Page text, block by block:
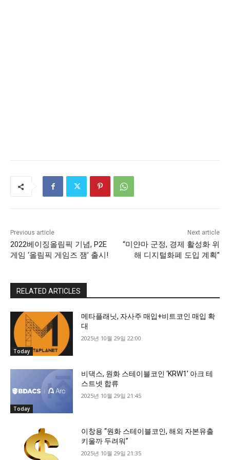
Previous article
2022베이징올림픽 기념, P2E
게임 ‘올림픽 게임즈 잼’ 출시!
Next article
“미얀마 군정, 경제 활성화 위
해 디지털화폐 도입 계획”
RELATED ARTICLES
Today
메타플래닛, 자사주 매입+비트코인 매입 확
대
2025년 10월 29일 22:00
Today
비댁스, 원화 스테이블코인 ‘KRW1’ 아크 테
스트넷 합류
2025년 10월 29일 21:45
이창용 “원화 스테이블코인, 해외 자본유출
키울까 두려워”
2025년 10월 29일 21:35